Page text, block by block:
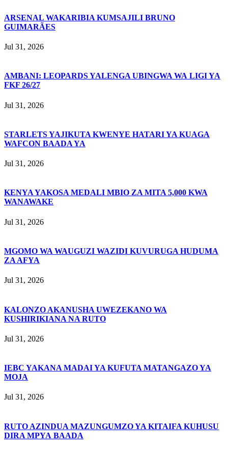
ARSENAL WAKARIBIA KUMSAJILI BRUNO
GUIMARÃES
Jul 31, 2026
AMBANI: LEOPARDS YALENGA UBINGWA WA LIGI YA
FKF 26/27
Jul 31, 2026
STARLETS YAJIKUTA KWENYE HATARI YA KUAGA
WAFCON BAADA YA
Jul 31, 2026
KENYA YAKOSA MEDALI MBIO ZA MITA 5,000 KWA
WANAWAKE
Jul 31, 2026
MGOMO WA WAUGUZI WAZIDI KUVURUGA HUDUMA
ZA AFYA
Jul 31, 2026
KALONZO AKANUSHA UWEZEKANO WA
KUSHIRIKIANA NA RUTO
Jul 31, 2026
IEBC YAKANA MADAI YA KUFUTA MATANGAZO YA
MOJA
Jul 31, 2026
RUTO AZINDUA MAZUNGUMZO YA KITAIFA KUHUSU
DIRA MPYA BAADA